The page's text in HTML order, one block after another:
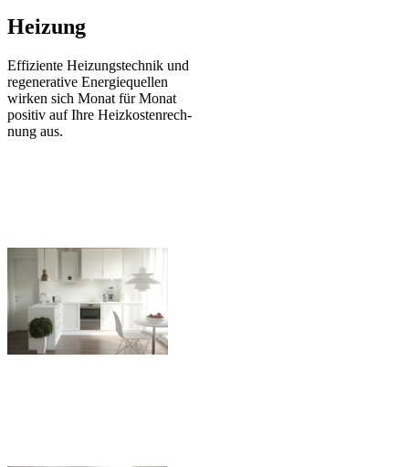
Heizung
Effiziente Heizungstechnik und
re­ge­ne­ra­ti­ve Energie­quellen
wirken sich Monat für Monat
positiv auf Ihre Heiz­kosten­rech­
nung aus.